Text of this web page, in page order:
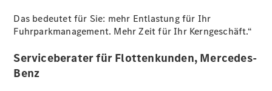
vereinbaren
Servicetermin
Servicetermin
Das bedeutet für Sie: mehr Entlastung für Ihr
Fuhrparkmanagement. Mehr Zeit für Ihr Kerngeschäft.“
Serviceberater für Flottenkunden, Mercedes-
Benz